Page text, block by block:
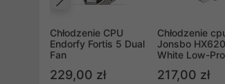
Chłodzenie CPU
Endorfy Fortis 5 Dual
Fan
229,00 zł
Chłodzenie
Jonsbo
White Low-
217,00 zł
Poprzedni